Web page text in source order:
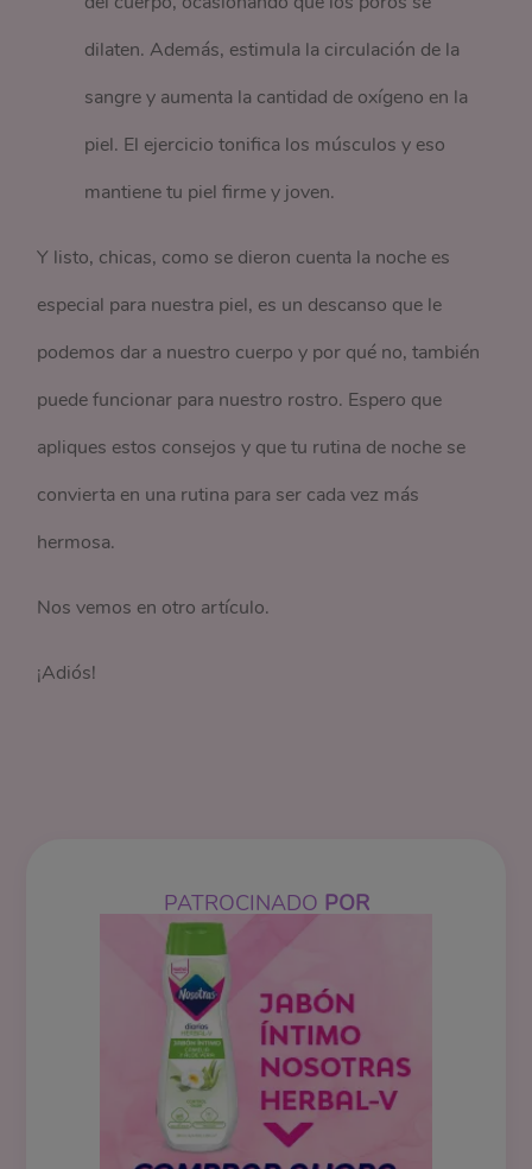
dilaten. Además, estimula la circulación de la
sangre y aumenta la cantidad de oxígeno en la
piel. El ejercicio tonifica los músculos y eso
mantiene tu piel firme y joven.
Y listo, chicas, como se dieron cuenta la noche es
especial para nuestra piel, es un descanso que le
podemos dar a nuestro cuerpo y por qué no, también
puede funcionar para nuestro rostro. Espero que
apliques estos consejos y que tu rutina de noche se
convierta en una rutina para ser cada vez más
hermosa.
Nos vemos en otro artículo.
¡Adiós!
PATROCINADO POR